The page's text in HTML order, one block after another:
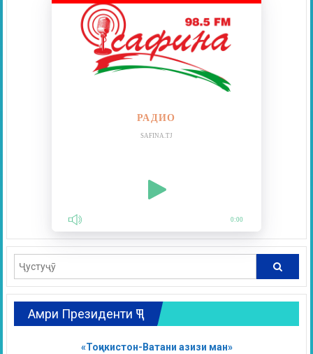
РАДИО
SAFINA.TJ
0:00
Амри Президенти ҶТ
«Тоҷикистон-Ватани азизи ман»